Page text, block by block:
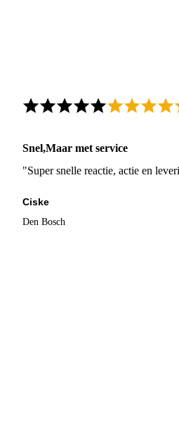
Snel,Maar met service
"Super snelle reactie, actie en
Ciske
Den Bosch